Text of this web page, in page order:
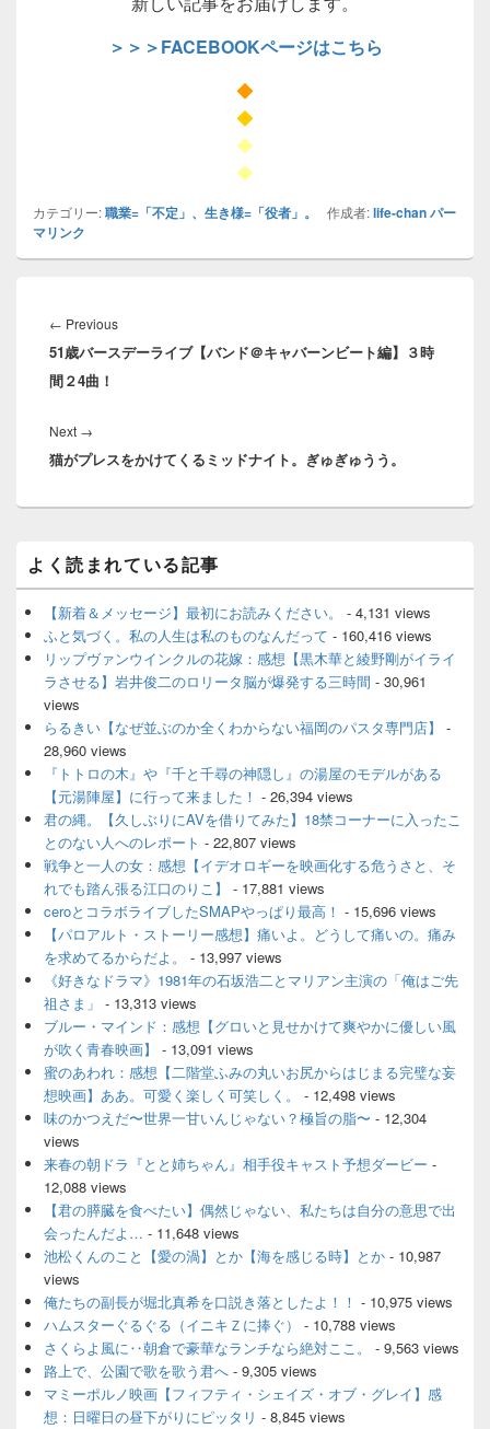
＞＞＞FACEBOOKページはこちら
◆
◆
◆
◆
カテゴリー:職業=「不定」、生き様=「役者」。 作成者:life-chanパー
マリンク
稿
ナ
ビ
ゲ
シ
ョ
← PreviousPrevious
post:
51歳バースデーライブ【バンド＠キャバーンビート編】３時
間２4曲！
Next →
post:
猫がプレスをかけてくるミッドナイト。ぎゅぎゅうう。
ン
サ
イ
ィ
ェ
エ
ア
よく読まれている記事
【新着＆メッセージ】最初にお読みください。
- 4,131 views
ふと気づく。私の人生は私のものなんだって - 160,416 views
リップヴァンウインクルの花嫁：感想【黒木華と綾野剛がイライ
ラさせる】岩井俊二のロリータ脳が爆発する三時間 - 30,961
views
らるきい【なぜ並ぶのか全くわからない福岡のパスタ専門店】
-
28,960 views
『トトロの木』や『千と千尋の神隠し』の湯屋のモデルがある
【元湯陣屋】に行って来ました！ - 26,394 views
君の縄。【久しぶりにAVを借りてみた】18禁コーナーに入ったこ
とのない人へのレポート - 22,807 views
戦争と一人の女：感想【イデオロギーを映画化する危うさと、そ
れでも踏ん張る江口のりこ】
- 17,881 views
ceroとコラボライブしたSMAPやっぱり最高！ - 15,696 views
【パロアルト・ストーリー感想】痛いよ。どうして痛いの。痛み
を求めてるからだよ。
- 13,997 views
《好きなドラマ》1981年の石坂浩二とマリアン主演の「俺はご先
祖さま」 - 13,313 views
ブルー・マインド：感想【グロいと見せかけて爽やかに優しい風
が吹く青春映画】
- 13,091 views
蜜のあわれ：感想【二階堂ふみの丸いお尻からはじまる完璧な妄
想映画】ああ。可愛く楽しく可笑しく。
- 12,498 views
味のかつえだ〜世界一甘いんじゃない？極旨の脂〜 - 12,304
views
来春の朝ドラ『とと姉ちゃん』相手役キャスト予想ダービー -
12,088 views
【君の膵臓を食べたい】偶然じゃない、私たちは自分の意思で出
会ったんだよ… - 11,648 views
池松くんのこと【愛の渦】とか【海を感じる時】とか - 10,987
views
俺たちの副長が堀北真希を口説き落としたよ！！ - 10,975 views
ハムスターぐるぐる（イニキＺに捧ぐ）
- 10,788 views
さくらよ風に‥朝倉で豪華なランチなら絶対ここ。
- 9,563 views
路上で、公園で歌を歌う君へ - 9,305 views
マミーポルノ映画【フィフティ・シェイズ・オブ・グレイ】感
想：日曜日の昼下がりにピッタリ - 8,845 views